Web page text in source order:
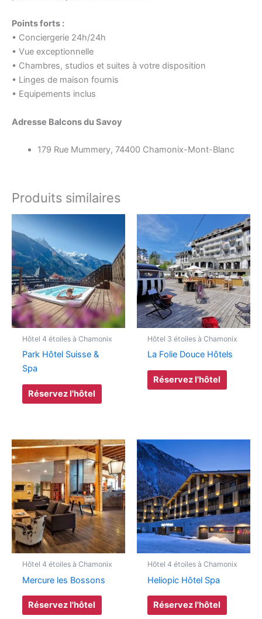
Points forts :
• Conciergerie 24h/24h
• Vue exceptionnelle
• Chambres, studios et suites à votre disposition
• Linges de maison fournis
• Equipements inclus
Adresse Balcons du Savoy
179 Rue Mummery, 74400 Chamonix-Mont-Blanc
Produits similaires
Hôtel 4 étoiles à Chamonix
Park Hôtel Suisse &
Spa
Réservez l'hôtel
Hôtel 3 étoiles à Chamonix
La Folie Douce Hôtels
Réservez l'hôtel
Hôtel 4 étoiles à Chamonix
Mercure les Bossons
Réservez l'hôtel
Hôtel 4 étoiles à Chamonix
Heliopic Hôtel Spa
Réservez l'hôtel